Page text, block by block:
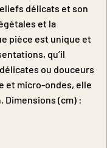
délicats et son
et la
pièce est unique et
qu’il
ou douceurs
et micro-ondes, elle
(cm) :